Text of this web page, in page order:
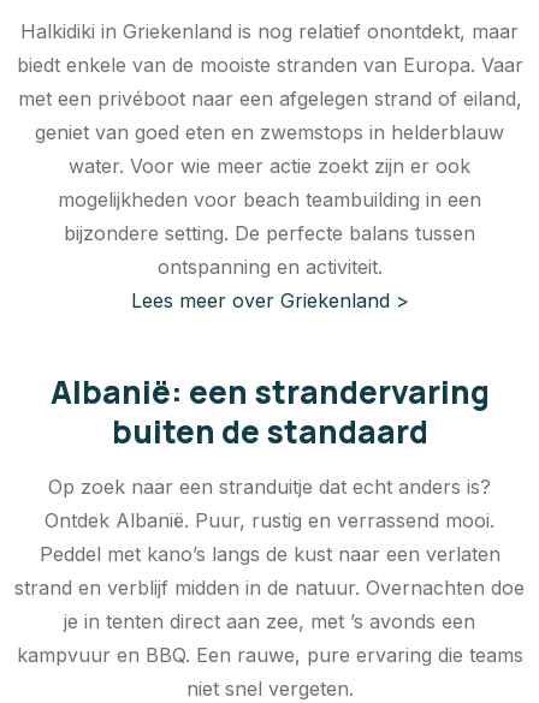
Halkidiki in Griekenland is nog relatief onontdekt, maar
biedt enkele van de mooiste stranden van Europa. Vaar
met een privéboot naar een afgelegen strand of eiland,
geniet van goed eten en zwemstops in helderblauw
water. Voor wie meer actie zoekt zijn er ook
mogelijkheden voor beach teambuilding in een
bijzondere setting. De perfecte balans tussen
ontspanning en activiteit.
Lees meer over Griekenland >
Albanië: een strandervaring
buiten de standaard
Op zoek naar een stranduitje dat echt anders is?
Ontdek Albanië. Puur, rustig en verrassend mooi.
Peddel met kano’s langs de kust naar een verlaten
strand en verblijf midden in de natuur. Overnachten doe
je in tenten direct aan zee, met ’s avonds een
kampvuur en BBQ. Een rauwe, pure ervaring die teams
niet snel vergeten.